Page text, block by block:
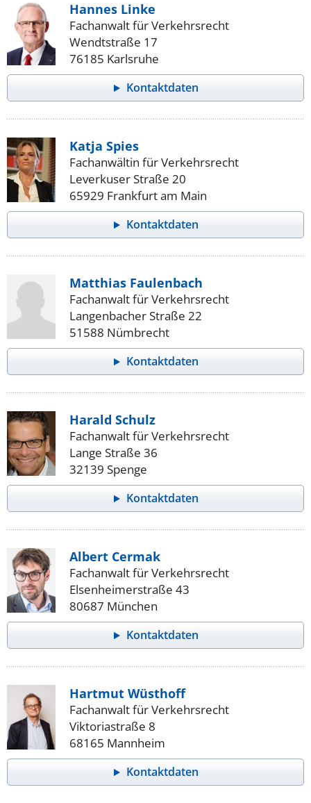
Hannes Linke
Fachanwalt für Verkehrsrecht
Wendtstraße 17
76185 Karlsruhe
Kontaktdaten
Katja Spies
Fachanwältin für Verkehrsrecht
Leverkuser Straße 20
65929 Frankfurt am Main
Kontaktdaten
Matthias Faulenbach
Fachanwalt für Verkehrsrecht
Langenbacher Straße 22
51588 Nümbrecht
Kontaktdaten
Harald Schulz
Fachanwalt für Verkehrsrecht
Lange Straße 36
32139 Spenge
Kontaktdaten
Albert Cermak
Fachanwalt für Verkehrsrecht
Elsenheimerstraße 43
80687 München
Kontaktdaten
Hartmut Wüsthoff
Fachanwalt für Verkehrsrecht
Viktoriastraße 8
68165 Mannheim
Kontaktdaten